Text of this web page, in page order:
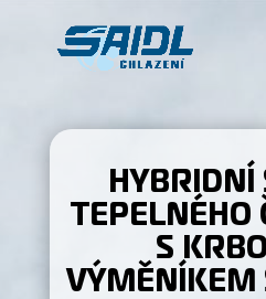
HYBRIDNÍ
TEPELNÉHO
S
VÝMĚNÍKEM